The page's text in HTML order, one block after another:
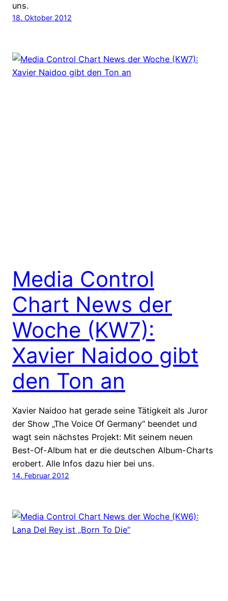
uns.
18. Oktober 2012
Media Control
Chart News der
Woche (KW7):
Xavier Naidoo gibt
den Ton an
Xavier Naidoo hat gerade seine Tätigkeit als Juror
der Show „The Voice Of Germany“ beendet und
wagt sein nächstes Projekt: Mit seinem neuen
Best-Of-Album hat er die deutschen Album-Charts
erobert. Alle Infos dazu hier bei uns.
14. Februar 2012